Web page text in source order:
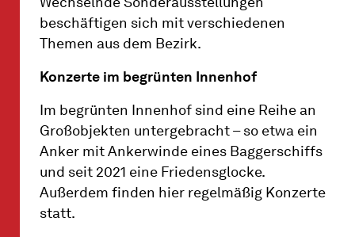
beschäftigen sich mit verschiedenen
Themen aus dem Bezirk.
Konzerte im begrünten Innenhof
Im begrünten Innenhof sind eine Reihe an
Großobjekten untergebracht – so etwa ein
Anker mit Ankerwinde eines Baggerschiffs
und seit 2021 eine Friedensglocke.
Außerdem finden hier regelmäßig Konzerte
statt.